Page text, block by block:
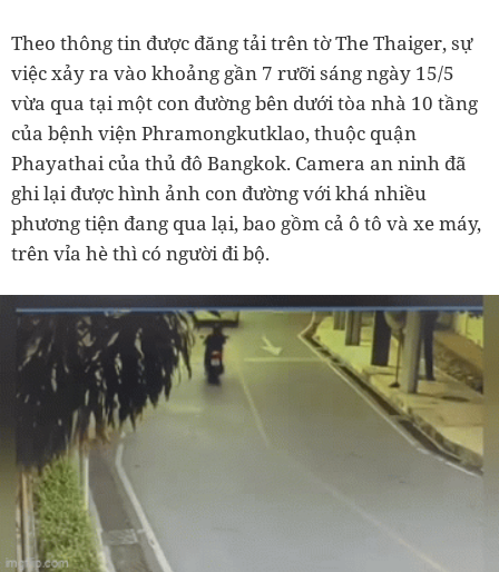
Theo thông tin được đăng tải trên tờ The Thaiger, sự
việc xảy ra vào khoảng gần 7 rưỡi sáng ngày 15/5
vừa qua tại một con đường bên dưới tòa nhà 10 tầng
của bệnh viện Phramongkutklao, thuộc quận
Phayathai của thủ đô Bangkok. Camera an ninh đã
ghi lại được hình ảnh con đường với khá nhiều
phương tiện đang qua lại, bao gồm cả ô tô và xe máy,
trên vỉa hè thì có người đi bộ.